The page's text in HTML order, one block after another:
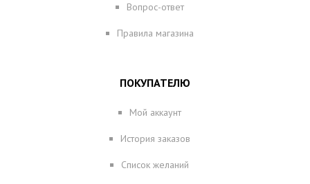
Вопрос-ответ
Правила магазина
ПОКУПАТЕЛЮ
Мой аккаунт
История заказов
Список желаний